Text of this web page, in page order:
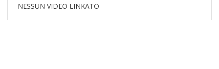
NESSUN VIDEO LINKATO